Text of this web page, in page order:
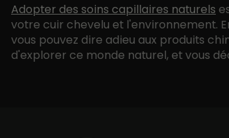
Adopter des soins capillaires naturels
votre cuir chevelu et l'environnement.
vous pouvez dire adieu aux produits
d'explorer ce monde naturel, et vous